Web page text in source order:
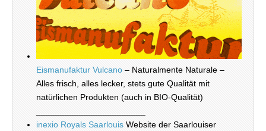
Eismanufaktur Vulcano – Naturalmente Naturale –
Alles frisch, alles lecker, stets gute Qualität mit
natürlichen Produkten (auch in BIO-Qualität)
inexio Royals Saarlouis Website der Saarlouiser